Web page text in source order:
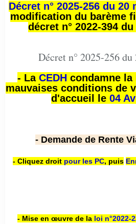
Décret n° 2025-256 du 20
modification du barème
décret n° 2022-394
Décret n° 2025-256 du
- La CEDH condamne la
mauvaises conditions de
d'accueil le 04
- Demande de Rente
- Cliquez droit pour les PC, puis
- Mise en œuvre de la loi n°2022-